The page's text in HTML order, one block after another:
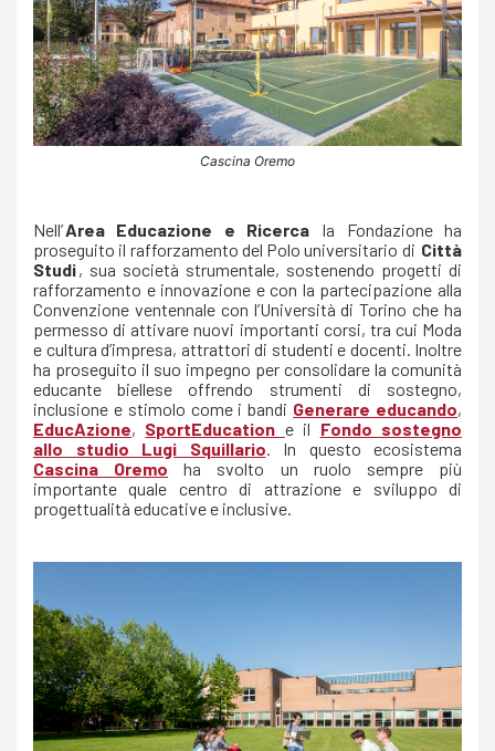
Cascina Oremo
Nell’Area Educazione e Ricerca
la Fondazione ha
proseguito il rafforzamento del Polo universitario di Città
Studi, sua società strumentale, sostenendo progetti di
rafforzamento e innovazione e con la partecipazione alla
Convenzione ventennale con l’Università di Torino che ha
permesso di attivare nuovi importanti corsi, tra cui Moda
e cultura d’impresa, attrattori di studenti e docenti. Inoltre
ha proseguito il suo impegno per consolidare la comunità
educante biellese offrendo strumenti di sostegno,
inclusione e stimolo come i bandi Generare educando,
EducAzione, SportEducation e il Fondo sostegno
allo studio Lugi Squillario. In questo ecosistema
Cascina Oremo ha svolto un ruolo sempre più
importante quale centro di attrazione e sviluppo di
progettualità educative e inclusive.